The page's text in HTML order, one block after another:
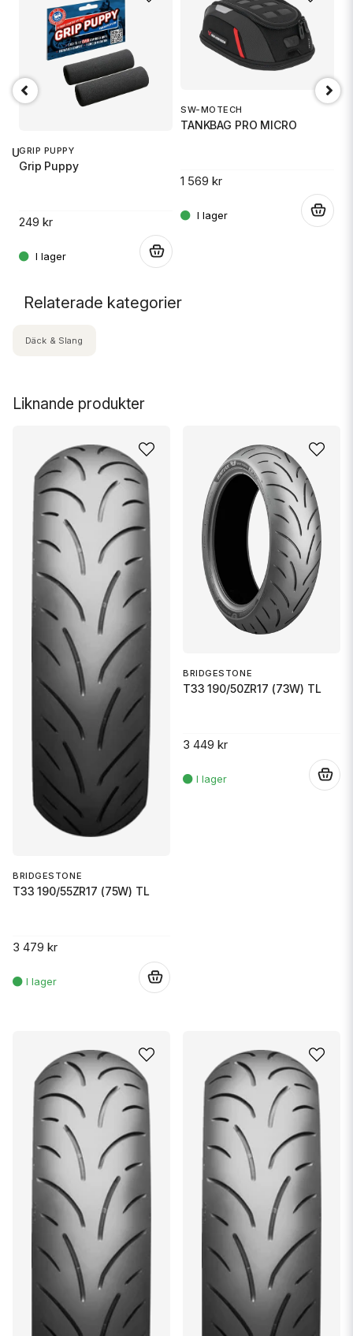
RUGRIP PUPPY
Grip Puppy
249 kr
SW-MOTECH
TANKBAG PRO MICRO
1 569 kr
Liknande produkter
BRIDGESTONE
T33 190/55ZR17 (75W) TL
3 479 kr
BRIDGESTONE
T33 190/50ZR17 (73W) TL
3 449 kr
Relaterade kategorier
Däck & Slang